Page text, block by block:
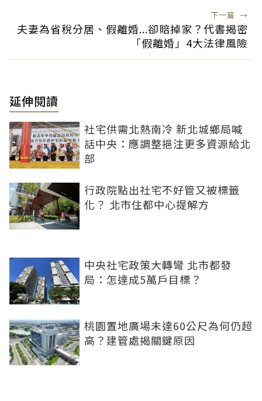
下一篇 →
夫妻為省稅分居、假離婚...卻賠掉家？代書揭密
「假離婚」4大法律風險
延伸閱讀
社宅供需北熱南冷 新北城鄉局喊
話中央：應調整挹注更多資源給北
部
行政院點出社宅不好管又被標籤
化？ 北市住都中心提解方
中央社宅政策大轉彎 北市都發
局：怎達成5萬戶目標？
桃園置地廣場未達60公尺為何仍超
高？建管處揭關鍵原因